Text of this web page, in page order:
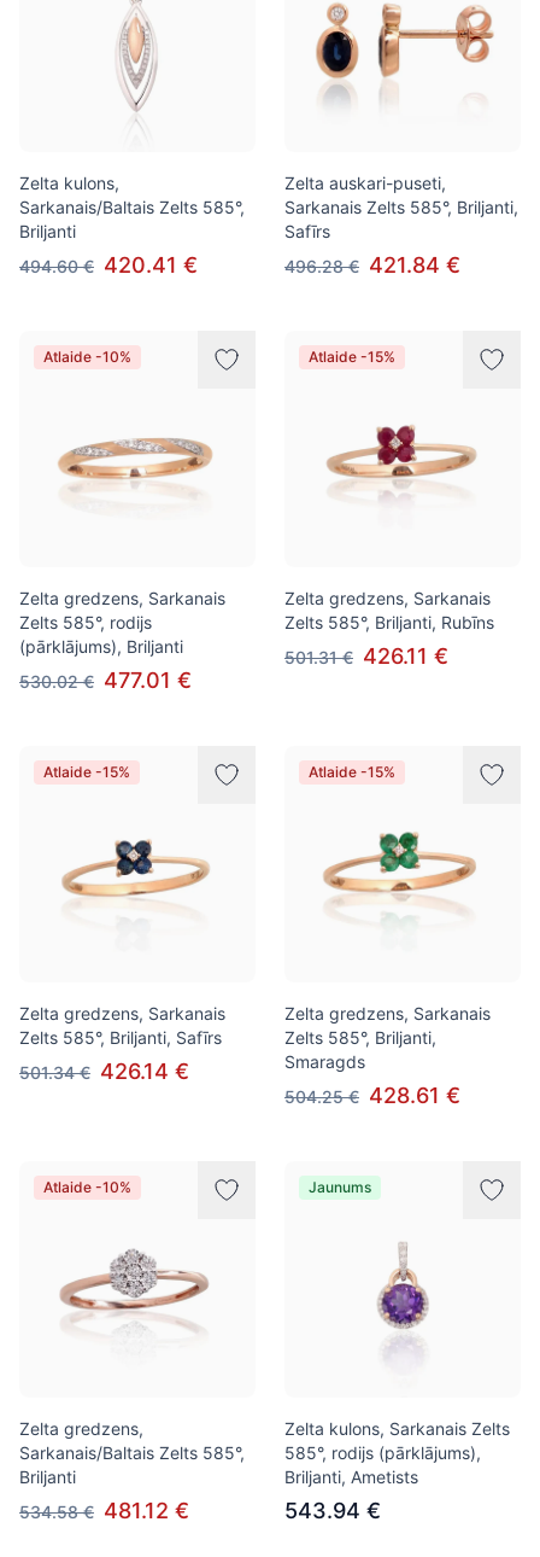
Zelta kulons,
Sarkanais/Baltais Zelts 585°,
Briljanti
494.60 € 420.41 €
Zelta auskari-puseti,
Sarkanais Zelts 585°, Briljanti,
Safīrs
496.28 € 421.84 €
Atlaide -10%
Zelta gredzens, Sarkanais
Zelts 585°, rodijs
(pārklājums), Briljanti
530.02 € 477.01 €
Atlaide -15%
Zelta gredzens, Sarkanais
Zelts 585°, Briljanti, Rubīns
501.31 € 426.11 €
Atlaide -15%
Zelta gredzens, Sarkanais
Zelts 585°, Briljanti, Safīrs
501.34 € 426.14 €
Atlaide -15%
Zelta gredzens, Sarkanais
Zelts 585°, Briljanti,
Smaragds
504.25 € 428.61 €
Atlaide -10%
Zelta gredzens,
Sarkanais/Baltais Zelts 585°,
Briljanti
534.58 € 481.12 €
Jaunums
Zelta kulons, Sarkanais Zelts
585°, rodijs (pārklājums),
Briljanti, Ametists
543.94 €